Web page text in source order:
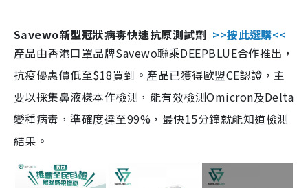
Savewo新型冠狀病毒快速抗原測試劑 >>按此選購<<
產品由香港口罩品牌Savewo聯乘DEEPBLUE合作推出，
抗疫優惠價低至$18買到。產品已獲得歐盟CE認證，主
要以採集鼻液樣本作檢測，能有效檢測Omicron及Delta
變種病毒，準確度達至99%，最快15分鐘就能知道檢測
結果。